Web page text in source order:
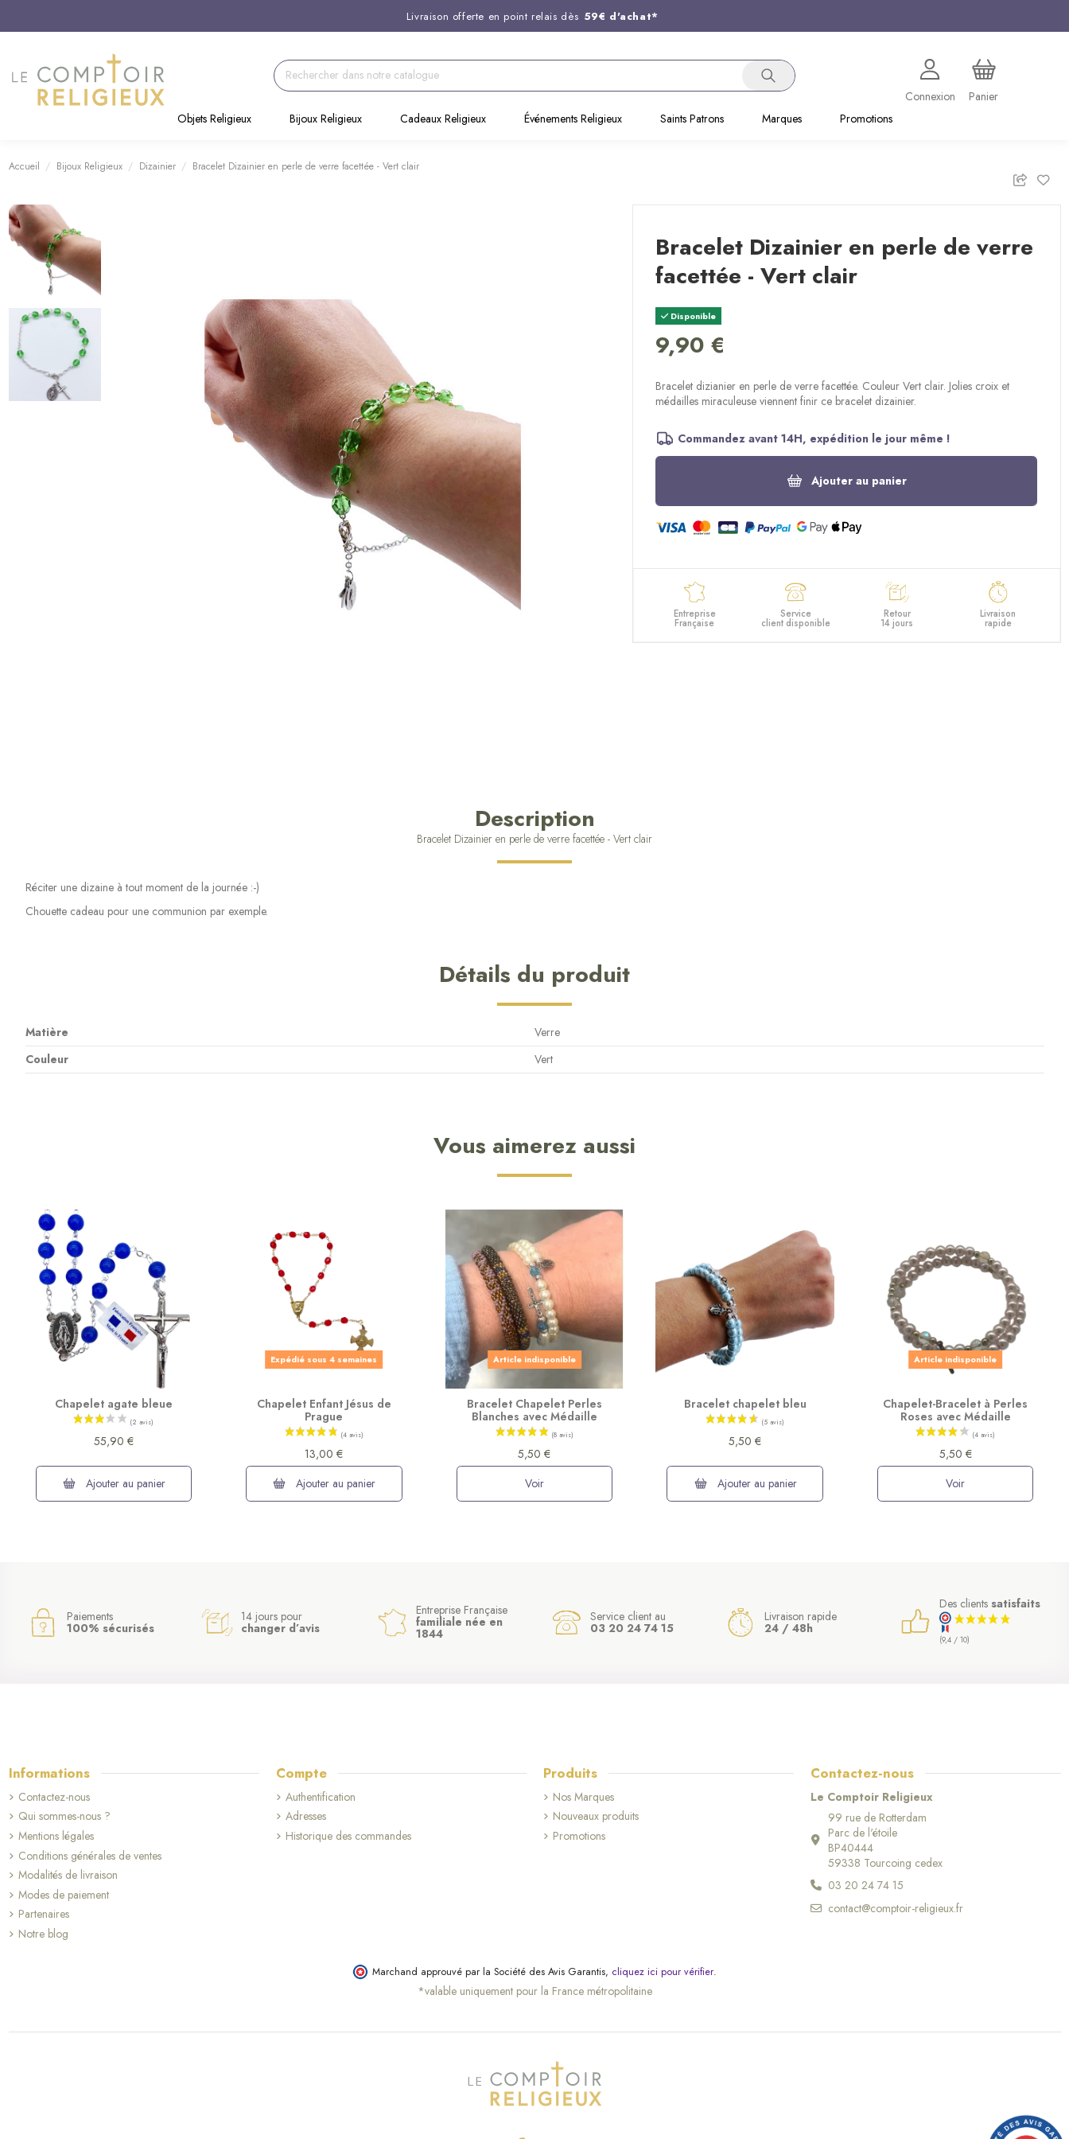
Livraison offerte en point relais dès 59€ d'achat*
Support client disponible au
Commandez avant 14H, expédition le jour même !
Connexion
Panier
Objets Religieux
Bijoux Religieux Cadeaux Religieux Événements Religieux Saints Patrons Marques Promotions
Accueil Bijoux Religieux Dizainier Bracelet Dizainier en perle de verre facettée - Vert clair
Bracelet Dizainier en perle de verre
facettée - Vert clair
Disponible
9,90 €
Bracelet dizianier en perle de verre facettée. Couleur Vert clair. Jolies croix et
médailles miraculeuse viennent finir ce bracelet dizainier.
Commandez avant 14H, expédition le jour même !
Ajouter au panier
Entreprise
Française
Service
client disponible
Retour
14 jours
Livraison
rapide
Description
Bracelet Dizainier en perle de verre facettée - Vert clair
Réciter une dizaine à tout moment de la journée :-)
Chouette cadeau pour une communion par exemple.
Détails du produit
Matière
Verre
Couleur
Vert
Vous aimerez aussi
Chapelet agate bleue
55,90 €
Ajouter au panier
Expédié sous 4 semaines
Chapelet Enfant Jésus de
Prague
13,00 €
Ajouter au panier
Article indisponible
Bracelet Chapelet Perles
Blanches avec Médaille
5,50 €
Voir
Bracelet chapelet bleu
5,50 €
Ajouter au panier
Article indisponible
Chapelet-Bracelet à Perles
Roses avec Médaille
5,50 €
Voir
Paiements
100% sécurisés
14 jours pour
changer d’avis
Entreprise Française
familiale née en
1844
Service client au
03 20 24 74 15
Livraison rapide
24 / 48h
Des clients satisfaits
(9,4 / 10)
Informations
Contactez-nous
Qui sommes-nous ?
Mentions légales
Conditions générales de ventes
Modalités de livraison
Modes de paiement
Partenaires
Notre blog
Compte
Authentification
Adresses
Historique des commandes
Produits
Nos Marques
Nouveaux produits
Promotions
Contactez-nous
Le Comptoir Religieux
99 rue de Rotterdam
Parc de l'étoile
BP40444
59338 Tourcoing cedex
03 20 24 74 15
contact@comptoir-religieux.fr
Marchand approuvé par la Société des Avis Garantis, cliquez ici pour vérifier.
*valable uniquement pour la France métropolitaine